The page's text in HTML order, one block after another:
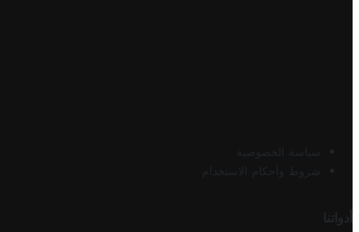
سياسة الخصوصية
شروط وأحكام الاستخدام
أدواتنا